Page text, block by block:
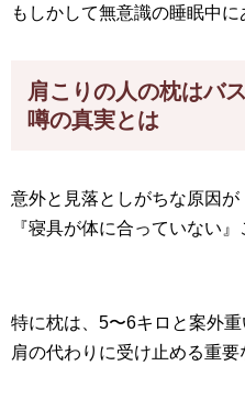
もしかして無意識の睡眠中に
肩こりの人の枕はバ
噂の真実とは
意外と見落としがちな原因が
『寝具が体に合っていない』
特に枕は、5〜6キロと案外重
肩の代わりに受け止める重要